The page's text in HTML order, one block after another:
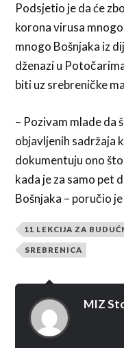
Podsjetio je da će
korona virusa
mnogo Bošnjaka iz
dženazi u
biti uz srebreničke
– Pozivam mlade da
objavljenih sadržaja
dokumentuju ono
kada je za samo pet
Bošnjaka – poručio
11 LEKCIJA ZA
SREBRENICA
MIZ